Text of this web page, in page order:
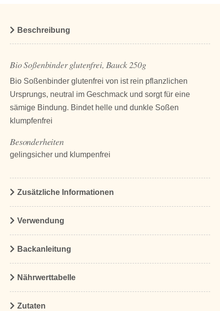
Beschreibung
Bio Soßenbinder glutenfrei, Bauck 250g
Bio Soßenbinder glutenfrei von ist rein pflanzlichen
Ursprungs, neutral im Geschmack und sorgt für eine
sämige Bindung. Bindet helle und dunkle Soßen
klumpfenfrei
Besonderheiten
gelingsicher und klumpenfrei
Zusätzliche Informationen
Verwendung
Backanleitung
Nährwerttabelle
Zutaten